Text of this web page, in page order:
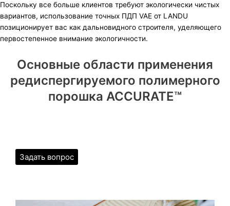
Поскольку все больше клиентов требуют экологически чистых
вариантов, использование точных ПДП VAE от LANDU
позиционирует вас как дальновидного строителя, уделяющего
первостепенное внимание экологичности.
Основные области применения
редиспергируемого полимерного
порошка ACCURATE™
Задать вопрос